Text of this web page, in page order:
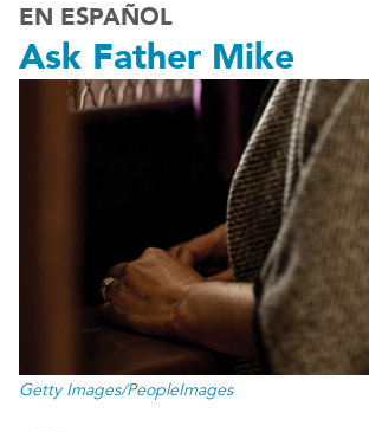
Madison
EN ESPAÑOL
Ask Father Mike
Getty Images/PeopleImages